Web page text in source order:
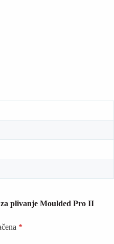
plivanje Moulded Pro II
*